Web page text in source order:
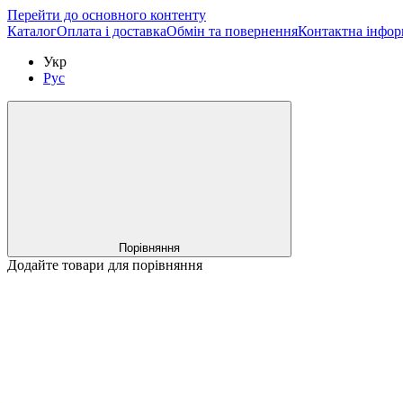
Перейти до основного контенту
КаталогОплата і доставкаОбмін та поверненняКонтактна
Укр
Рус
Порівняння
Додайте товари для порівняння